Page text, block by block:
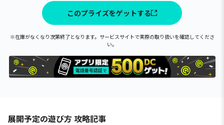
このプライズをゲットする
※在庫がなくなり次第終了となります。サービスサイトで実際の取り扱いを確認してくださ
い。
展開予定の遊び方 攻略記事